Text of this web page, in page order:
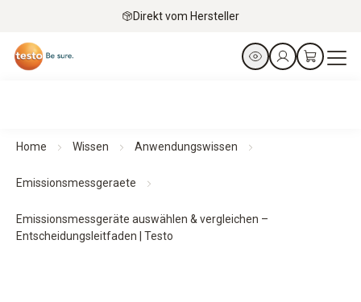
Direkt vom Hersteller
Home Wissen Anwendungswissen
Emissionsmessgeraete
Emissionsmessgeräte auswählen & vergleichen –
Entscheidungsleitfaden | Testo